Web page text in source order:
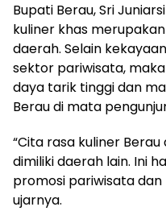
Bupati Berau, Sri
kuliner khas
daerah. Selain
sektor pariwisata,
daya tarik tinggi dan
Berau di mata
“Cita rasa kuliner
dimiliki daerah lain. Ini
promosi pariwisata
ujarnya.